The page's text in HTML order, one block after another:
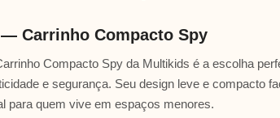
— Carrinho Compacto Spy
Compacto Spy da Multikids é a escolha
e segurança. Seu design leve e compacto
para quem vive em espaços menores.